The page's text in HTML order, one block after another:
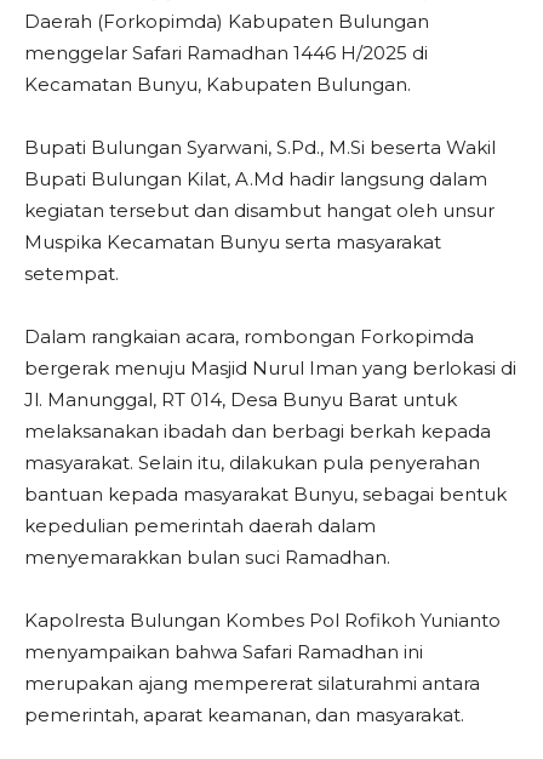
Daerah (Forkopimda) Kabupaten Bulungan
menggelar Safari Ramadhan 1446 H/2025 di
Kecamatan Bunyu, Kabupaten Bulungan.
Bupati Bulungan Syarwani, S.Pd., M.Si beserta Wakil
Bupati Bulungan Kilat, A.Md hadir langsung dalam
kegiatan tersebut dan disambut hangat oleh unsur
Muspika Kecamatan Bunyu serta masyarakat
setempat.
Dalam rangkaian acara, rombongan Forkopimda
bergerak menuju Masjid Nurul Iman yang berlokasi di
Jl. Manunggal, RT 014, Desa Bunyu Barat untuk
melaksanakan ibadah dan berbagi berkah kepada
masyarakat. Selain itu, dilakukan pula penyerahan
bantuan kepada masyarakat Bunyu, sebagai bentuk
kepedulian pemerintah daerah dalam
menyemarakkan bulan suci Ramadhan.
Kapolresta Bulungan Kombes Pol Rofikoh Yunianto
menyampaikan bahwa Safari Ramadhan ini
merupakan ajang mempererat silaturahmi antara
pemerintah, aparat keamanan, dan masyarakat.